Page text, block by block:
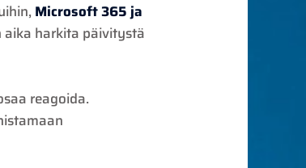
Microsoft 365 ja
aika harkita päivitystä
reagoida.